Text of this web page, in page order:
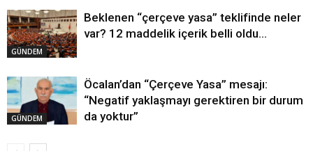
GÜNDEM
Beklenen “çerçeve yasa” teklifinde neler
var? 12 maddelik içerik belli oldu…
GÜNDEM
Öcalan’dan “Çerçeve Yasa” mesajı:
“Negatif yaklaşmayı gerektiren bir durum
da yoktur”